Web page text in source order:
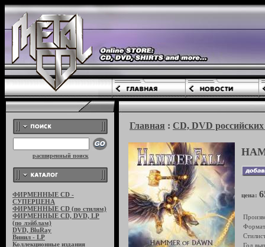
расширенный поиск
ФИРМЕННЫЕ CD -
СУПЕРЦЕНА
ФИРМЕННЫЕ CD (по стилям)
ФИРМЕННЫЕ CD, DVD, LP
(по лэйблам)
DVD, BluRay
Винил - LP
Коллекционные издания
Главная : CD, DVD
цена:
Год